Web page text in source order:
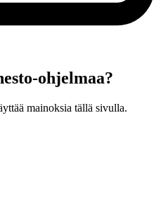
ohjelmaa?
mainoksia tällä sivulla.